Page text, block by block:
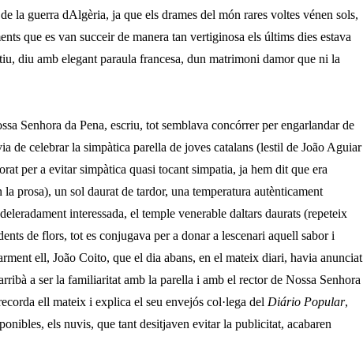
la guerra dAlgèria, ja que els drames del món rares voltes vénen sols,
que es van succeir de manera tan vertiginosa els últims dies estava
diu amb elegant paraula francesa, dun matrimoni damor que ni la
Senhora da Pena, escriu, tot semblava concórrer per engarlandar de
de celebrar la simpàtica parella de joves catalans (lestil de João Aguiar
per a evitar simpàtica quasi to­cant simpatia, ja hem dit que era
prosa), un sol daurat de tardor, una temperatura autèntica­ment
interessada, el temple vene­rable daltars daurats (repeteix
de flors, tot es conjugava per a donar a lescenari aquell sabor i
ell, João Coito, que el dia abans, en el mateix diari, havia anunciat
a ser la famili­aritat amb la parella i amb el rector de Nossa Senhora
ell mateix i explica el seu enve­jós col·lega del Diário Popular,
els nu­vis, que tant desitjaven evitar la publicitat, aca­baren